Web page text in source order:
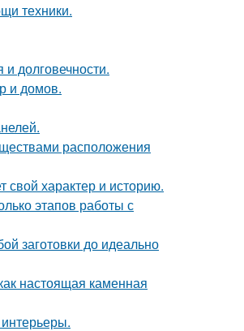
техники.
долговечности.
и домов.
расположения
свой характер и историю.
этапов работы с
заготовки до идеально
настоящая каменная